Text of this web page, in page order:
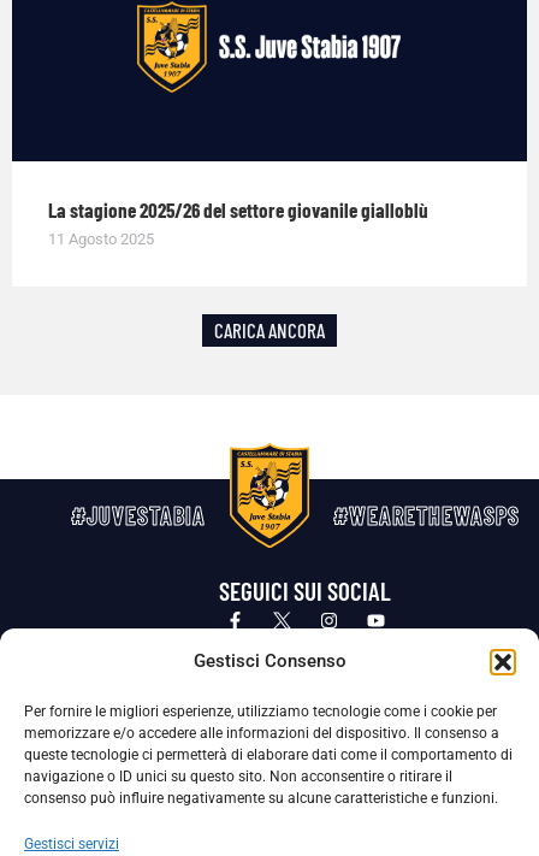
Gestisci Consenso
Per fornire le migliori esperienze, utilizziamo tecnologie come i cookie per
memorizzare e/o accedere alle informazioni del dispositivo. Il consenso a
queste tecnologie ci permetterà di elaborare dati come il comportamento di
navigazione o ID unici su questo sito. Non acconsentire o ritirare il
consenso può influire negativamente su alcune caratteristiche e funzioni.
Gestisci servizi
La stagione 2025/26 del settore giovanile gialloblù
11 Agosto 2025
CARICA ANCORA
#JUVESTABIA #WEARETHEWASPS
SEGUICI SUI SOCIAL
Privacy Policy Cookie Policy
La Società ha nominato il Responsabile della Protezione dei Dati Personali (DPO), figura specializzata che vigila sulle modalità
adottate dalla nostra Società per tutelare i Suoi dati personali.
Per contattare il DPO può scrivere a